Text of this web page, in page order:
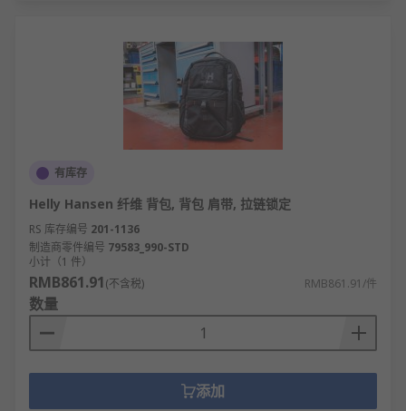
有库存
Helly Hansen 纤维 背包, 背包 肩带, 拉链锁定
RS 库存编号 201-1136
制造商零件编号 79583_990-STD
小计（1 件）
RMB861.91(不含税) RMB861.91/件
数量
添加